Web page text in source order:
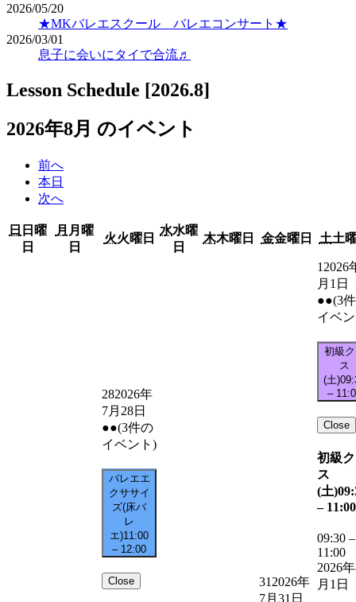
2026/05/20
★MKバレエスクール バレエコンサート★
2026/03/01
息子に会いにタイで合流♬
Lesson Schedule [2026.8]
2026年8月 のイベント
前へ
本日
次へ
日 日曜
日
月 月曜
日
火火曜日
水水曜
日
木木曜日 金金曜日 土土
282026年
7月28日
●●(3件の
イベント)
バレエエ
クササイ
ズ(床バ
レ
エ)11:00
– 12:00
Close 31 2026年
7月31日
1 2026
月1日
●●(3
イベ
初級
ス
(土)
–
Close
初級
ス
(土)
– 11:00
09:30 –
11:00
2026
月1日